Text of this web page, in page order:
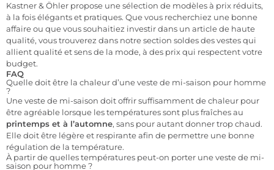
Kastner & Öhler propose une sélection de modèles à prix réduits,
à la fois élégants et pratiques. Que vous recherchiez une bonne
affaire ou que vous souhaitiez investir dans un article de haute
qualité, vous trouverez dans notre section soldes des vestes qui
allient qualité et sens de la mode, à des prix qui respectent votre
budget.
FAQ
Quelle doit être la chaleur d’une veste de mi-saison pour homme
?
Une veste de mi-saison doit offrir suffisamment de chaleur pour
être agréable lorsque les températures sont plus fraîches au
printemps et à l’automne, sans pour autant donner trop chaud.
Elle doit être légère et respirante afin de permettre une bonne
régulation de la température.
À partir de quelles températures peut-on porter une veste de mi-
saison pour homme ?